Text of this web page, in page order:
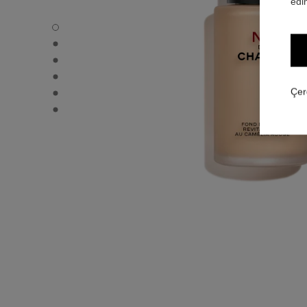
N°1 DE CHANEL REVITALIZING FOUNDATION -
N°1 DE CHANEL REVITALIZING FOUNDATION - Alternatif
N°1 DE CHANEL REVITALIZING FOUNDATION - Alternatif
N°1 DE CHANEL REVITALIZING FOUNDATION - Temel
N°1 DE CHANEL REVITALIZING FOUNDATION -
N°1 DE CHANEL REVITALIZING FOUNDATION -